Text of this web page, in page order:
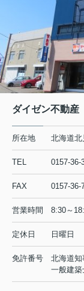
ダイゼン不動産
所在地 北海道北
TEL 0157-36-
FAX 0157-36-
営業時間 8:30～
定休日 日曜日
免許番号
北海道
一般建